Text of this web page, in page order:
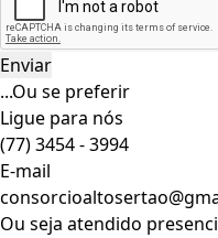
...Ou se preferir
Ligue para nós
(77) 3454 - 3994
E-mail
Ou seja atendido